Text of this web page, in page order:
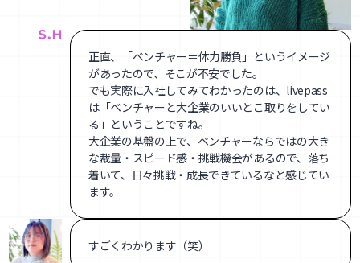
正直、「ベンチャー＝体力勝負」というイメージ
があったので、そこが不安でした。
でも実際に入社してみてわかったのは、livepass
は「ベンチャーと大企業のいいとこ取りをしてい
る」ということですね。
大企業の基盤の上で、ベンチャーならではの大き
な裁量・スピード感・挑戦機会があるので、落ち
着いて、日々挑戦・成長できているなと感じてい
ます。
すごくわかります（笑）